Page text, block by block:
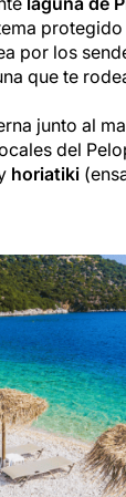
por los
que te
junto al
del
horiatiki